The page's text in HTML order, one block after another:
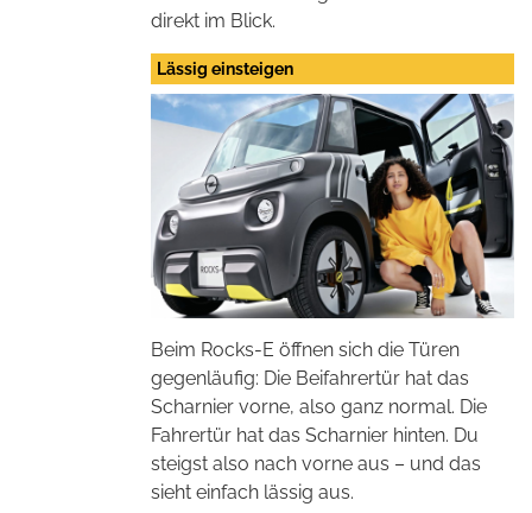
direkt im Blick.
Lässig einsteigen
Beim Rocks-E öffnen sich die Türen
gegenläufig: Die Beifahrertür hat das
Scharnier vorne, also ganz normal. Die
Fahrertür hat das Scharnier hinten. Du
steigst also nach vorne aus – und das
sieht einfach lässig aus.